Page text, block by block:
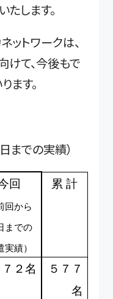
たします。
トワークは、
けて、今後もで
ます。
までの実績）
回
回から
までの
実績）
累 計
７２名
５７７
名